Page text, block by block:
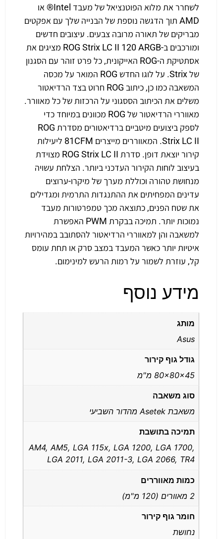
לשחרר את מלוא הפוטנציאל של מעבד Intel® או
AMD תוך הדגשה נוספת של הבנייה שלך עם אפקטים
מבריקים של תאורה מרובה צבעים. עיצובים חדשים
ומורכבים ב-ROG Strix LC II 120 ARGB מציגים את
אסתטיקת ה-ROG האייקונית, כל פרט זוהר עם הסגנון
של Strix. על לוגו החדש ROG המואר על מכסה
המשאבה כמו כן, כיתוב ROG חרוט בצד הרדיאטור
משלים את הכיתוב הססגוני על הרכזות של כל מאוורר.
מאווררי הרדיאטור של ROG מכוונים במיוחד כדי
לספק ביצועים מיטביים ברדיאטורים מסדרת ROG
Strix LC II. המאווררים מייצרים 81CFM ליעילות
קירור יוצאת דופן. סדרת ROG Strix LC II מצוידת
בעיצוב לוחות הקירור העדכני ביותר. הצלחת עשויה
מנחושת טהורה וכוללת מערך של מיקרו-ערוצים
עדינים המפחיתים את ההתנגדות התרמית ומגדילים
את שטח הפנים, כתוצאה מכך טמפרטורות מעבד
נמוכות יותר. תמיכה בבקרת PWM האפשרת
למשאבה והן למאווררי הרדיאטור להסתובב במהירויות
איטיות יותר כאשר המעבד במצב סרק או תחת עומס
קל, עוזרת לשמור על רמות הרעש למינימום.
מידע נוסף
מותג
Asus
גודל גוף קירור
80x80x45 מ"מ
סוג משאבה
משאבת Asetek מהדור השביעי
תמיכה בתושבת
AM4, AM5, LGA 115x, LGA 1200, LGA 1700,
LGA 2011, LGA 2011-3, LGA 2066, TR4
כמות מאווררים
2 מאוורים (120 מ"מ)
חומר גוף קירור
נחושת